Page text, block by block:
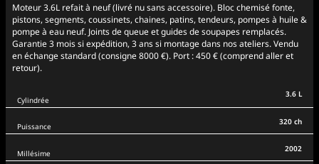
Moteur 3.6L refait à neuf (livré nu sans accessoire). Bloc chemisé fonte,
pistons, segments, coussinets, chaines, patins, tendeurs, pompes à huile &
pompe à eau neuf. Joints de queue et guides de soupapes remplacés.
Garantie 3 mois si expédition, 3 ans si montage dans nos ateliers. Vendu
en échange standard (consigne 8000 €). Port : 450 € (comprend aller et
retour).
Cylindrée
Puissance
Millésime
3.6 L
320 ch
2002